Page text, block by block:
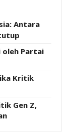
Antara
oleh Partai
Kritik
Gen Z,